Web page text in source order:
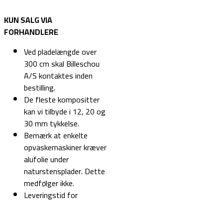
KUN SALG VIA
FORHANDLERE
Ved pladelængde over
300 cm skal Billeschou
A/S kontaktes inden
bestilling.
De fleste kompositter
kan vi tilbyde i 12, 20 og
30 mm tykkelse.
Bemærk at enkelte
opvaskemaskiner kræver
alufolie under
naturstensplader. Dette
medfølger ikke.
Leveringstid for